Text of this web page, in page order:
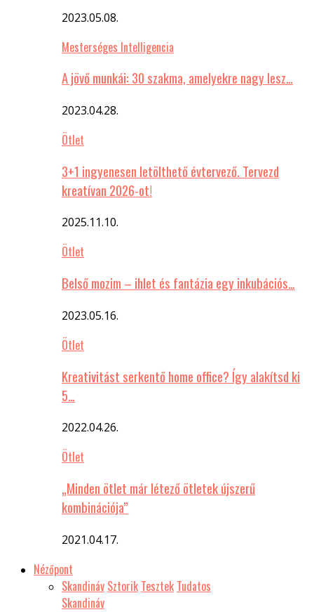
2023.05.08.
Mesterséges Intelligencia
A jövő munkái: 30 szakma, amelyekre nagy lesz…
2023.04.28.
Ötlet
3+1 ingyenesen letölthető évtervező. Tervezd
kreatívan 2026-ot!
2025.11.10.
Ötlet
Belső mozim – ihlet és fantázia egy inkubációs…
2023.05.16.
Ötlet
Kreativitást serkentő home office? Így alakítsd ki
5…
2022.04.26.
Ötlet
„Minden ötlet már létező ötletek újszerű
kombinációja”
2021.04.17.
Nézőpont
Skandináv Sztorik Tesztek Tudatos
Skandináv